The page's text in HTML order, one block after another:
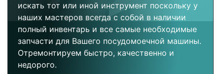
искать тот или иной инструмент поскольку у
наших мастеров всегда с собой в наличии
полный инвентарь и все самые необходимые
запчасти для Вашего посудомоечной машины.
Отремонтируем быстро, качественно и
недорого.